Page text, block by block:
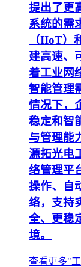
提出了更
系统的需
（IIoT）
建高速、
着工业网
智能管理
情况下，
稳定和智
与管理能
源拓光电
络管理平
操作、自
络，支持
全、更稳
境。
查看更多"